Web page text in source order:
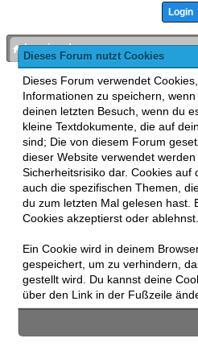
Dieses Forum nutzt Cookies
Dieses Forum verwendet
Informationen zu speichern,
deinen letzten Besuch, wenn du
kleine Textdokumente, die auf
sind; Die von diesem Forum
dieser Website verwendet
Sicherheitsrisiko dar. Cookies auf
auch die spezifischen Themen,
du zum letzten Mal gelesen hast.
Cookies akzeptierst oder ablehnst.
Ein Cookie wird in deinem
gespeichert, um zu verhindern,
gestellt wird. Du kannst deine
über den Link in der Fußzeile
bronies.de
MyBB , mobile
Zur Desktop-
This forum usesLukasz